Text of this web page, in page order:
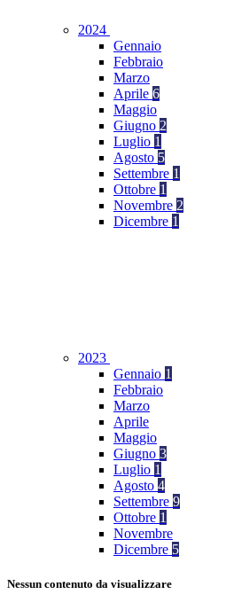
2024
Gennaio
Febbraio
Marzo
Aprile 6
Maggio
Giugno 2
Luglio 1
Agosto 5
Settembre 1
Ottobre 1
Novembre 2
Dicembre 1
2023
Gennaio 1
Febbraio
Marzo
Aprile
Maggio
Giugno 3
Luglio 1
Agosto 4
Settembre 9
Ottobre 1
Novembre
Dicembre 5
Nessun contenuto da visualizzare